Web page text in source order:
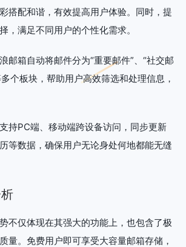
搭配和谐，有效提高用户体验。同时，提
，满足不同用户的个性化需求。
浪邮箱自动将邮件分为“重要邮件”、“社交邮
个板块，帮助用户高效筛选和处理信息，
支持PC端、移动端跨设备访问，同步更新
等数据，确保用户无论身处何地都能无缝
不仅体现在其强大的功能上，也包含了极
量。免费用户即可享受大容量邮箱存储，